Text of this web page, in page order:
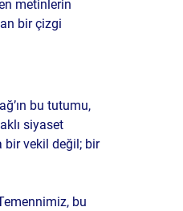
metinlerin
bir çizgi
bu tutumu,
siyaset
bir vekil değil; bir
bu